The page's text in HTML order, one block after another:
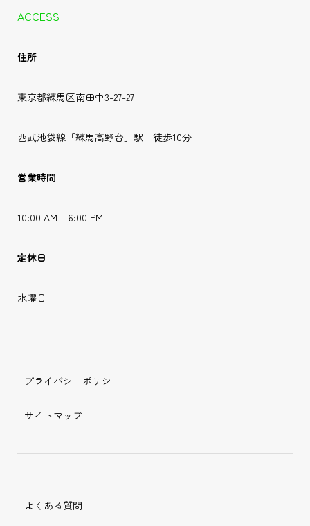
ACCESS
住所
東京都練馬区南田中3-27-27
西武池袋線「練馬高野台」駅 徒歩10分
営業時間
10:00 AM – 6:00 PM
定休日
水曜日
プライバシーポリシー
サイトマップ
よくある質問